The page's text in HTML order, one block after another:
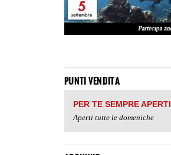
PUNTI VENDITA
PER TE SEMPRE APERTI
Aperti tutte le domeniche